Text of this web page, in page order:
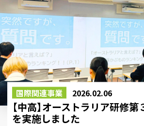
国際関連事業 2026.02.06
【中高】オーストラリア研修
を実施しました